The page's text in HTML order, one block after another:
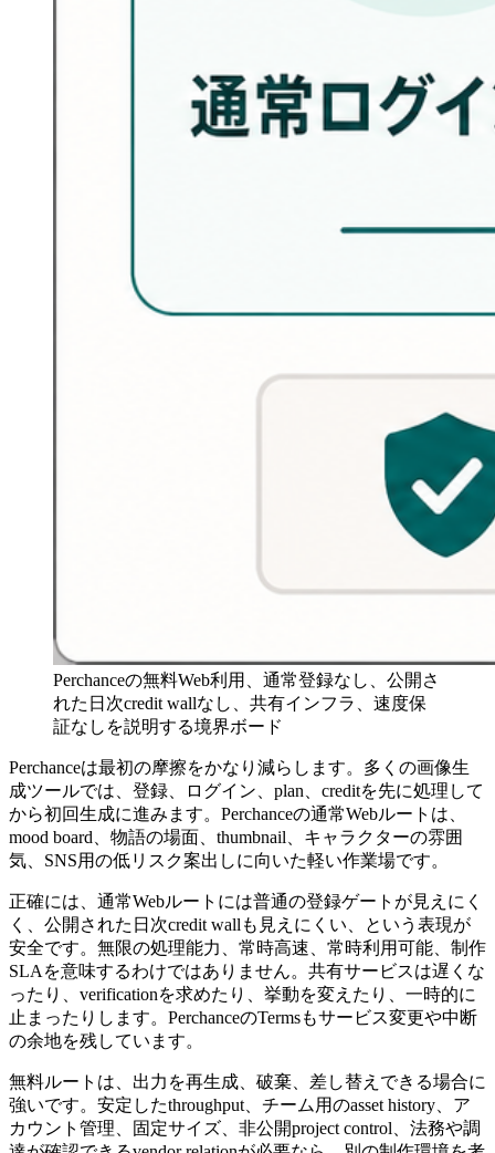
Perchanceの無料Web利用、通常登録なし、公開さ
れた日次credit wallなし、共有インフラ、速度保
証なしを説明する境界ボード
Perchanceは最初の摩擦をかなり減らします。多くの画像生
成ツールでは、登録、ログイン、plan、creditを先に処理して
から初回生成に進みます。Perchanceの通常Webルートは、
mood board、物語の場面、thumbnail、キャラクターの雰囲
気、SNS用の低リスク案出しに向いた軽い作業場です。
正確には、通常Webルートには普通の登録ゲートが見えにく
く、公開された日次credit wallも見えにくい、という表現が
安全です。無限の処理能力、常時高速、常時利用可能、制作
SLAを意味するわけではありません。共有サービスは遅くな
ったり、verificationを求めたり、挙動を変えたり、一時的に
止まったりします。PerchanceのTermsもサービス変更や中断
の余地を残しています。
無料ルートは、出力を再生成、破棄、差し替えできる場合に
強いです。安定したthroughput、チーム用のasset history、ア
カウント管理、固定サイズ、非公開project control、法務や調